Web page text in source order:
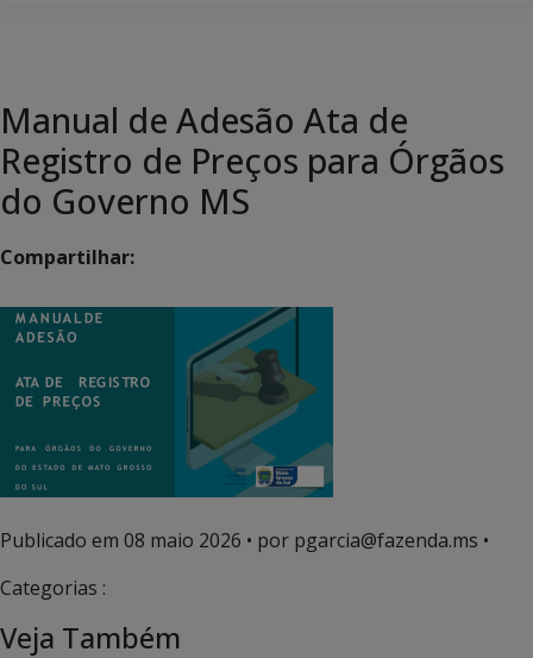
Manual de Adesão Ata de
Registro de Preços para Órgãos
do Governo MS
Compartilhar:
Publicado em 08 maio 2026 • por pgarcia@fazenda.ms •
Categorias :
Veja Também